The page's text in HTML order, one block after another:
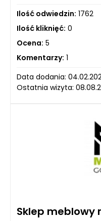
Ilość odwiedzin: 1762
Ilość kliknięć: 0
Ocena: 5
Komentarzy: 1
Data dodania:
Ostatnia wizyta:
Sklep meblowy